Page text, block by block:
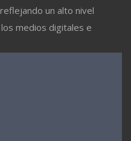
un alto nivel
medios digitales e